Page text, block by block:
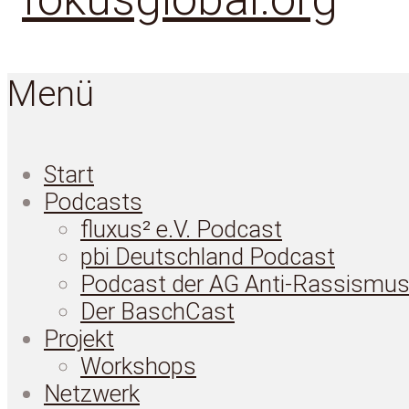
Menü
Start
Podcasts
fluxus² e.V. Podcast
pbi Deutschland Podcast
Podcast der AG Anti-Rassismus
Der BaschCast
Projekt
Workshops
Netzwerk